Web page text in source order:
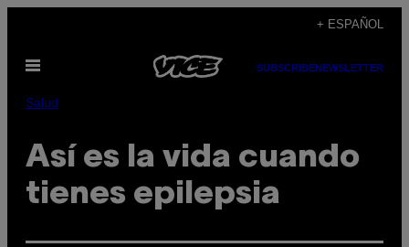
contenido
+ ESPAÑOL
Abrir
SUBSCRIBENEWSLETTER
Salud
Así es la vida cuando
tienes epilepsia